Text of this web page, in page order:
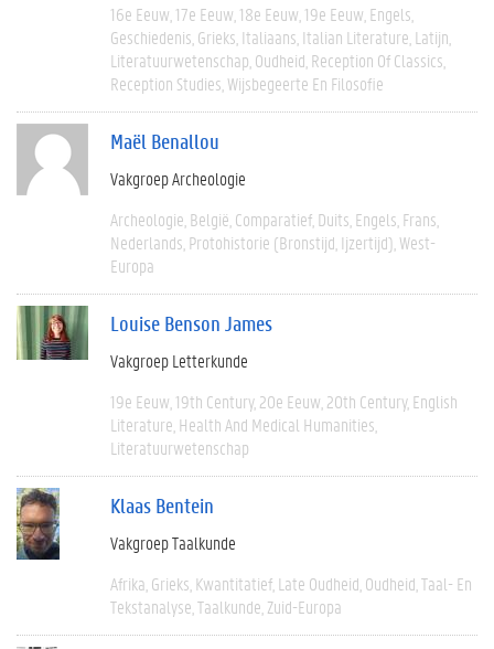
16e Eeuw 17e Eeuw 18e Eeuw 19e Eeuw Engels
Geschiedenis Grieks Italiaans Italian Literature Latijn
Literatuurwetenschap Oudheid Reception Of Classics
Reception Studies Wijsbegeerte En Filosofie
Maël Benallou
Vakgroep Archeologie
Archeologie België Comparatief Duits Engels Frans
Nederlands Protohistorie (bronstijd, Ijzertijd) West-
Europa
Louise Benson James
Vakgroep Letterkunde
19e Eeuw 19th Century 20e Eeuw 20th Century English
Literature Health And Medical Humanities
Literatuurwetenschap
Klaas Bentein
Vakgroep Taalkunde
Afrika Grieks Kwantitatief Late Oudheid Oudheid Taal- En
Tekstanalyse Taalkunde Zuid-Europa